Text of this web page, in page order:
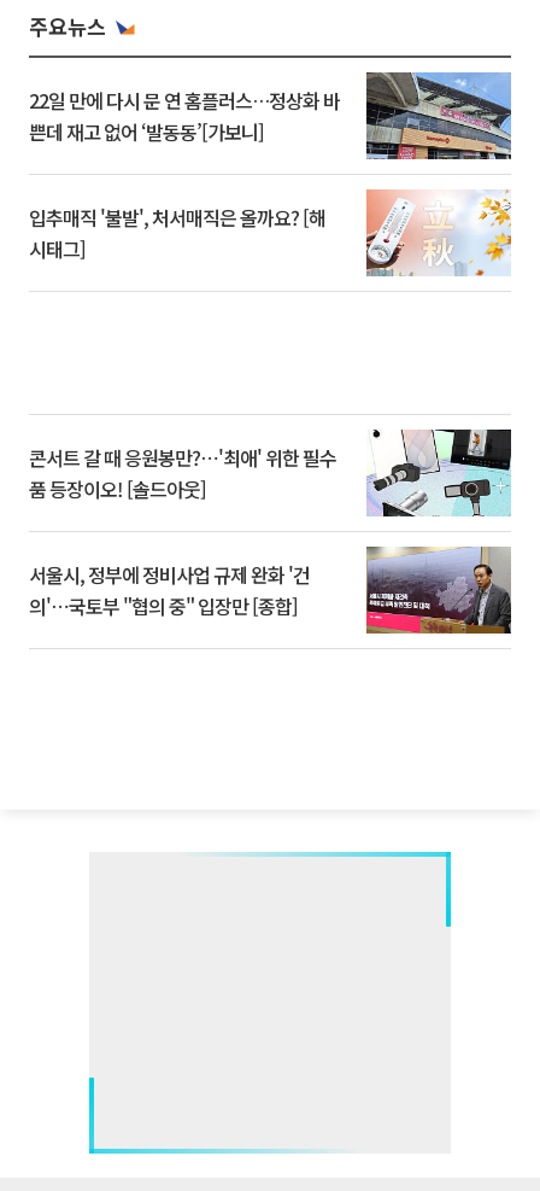
주요뉴스
22일 만에 다시 문 연 홈플러스…정상화 바
쁜데 재고 없어 ‘발동동’[가보니]
입추매직 '불발', 처서매직은 올까요? [해
시태그]
콘서트 갈 때 응원봉만?⋯'최애' 위한 필수
품 등장이오! [솔드아웃]
서울시, 정부에 정비사업 규제 완화 '건
의'⋯국토부 "협의 중" 입장만 [종합]